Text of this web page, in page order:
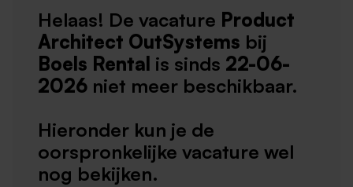
Helaas! De vacature Product
Architect OutSystems bij
Boels Rental is sinds 22-06-
2026 niet meer beschikbaar.
Hieronder kun je de
oorspronkelijke vacature wel
nog bekijken.